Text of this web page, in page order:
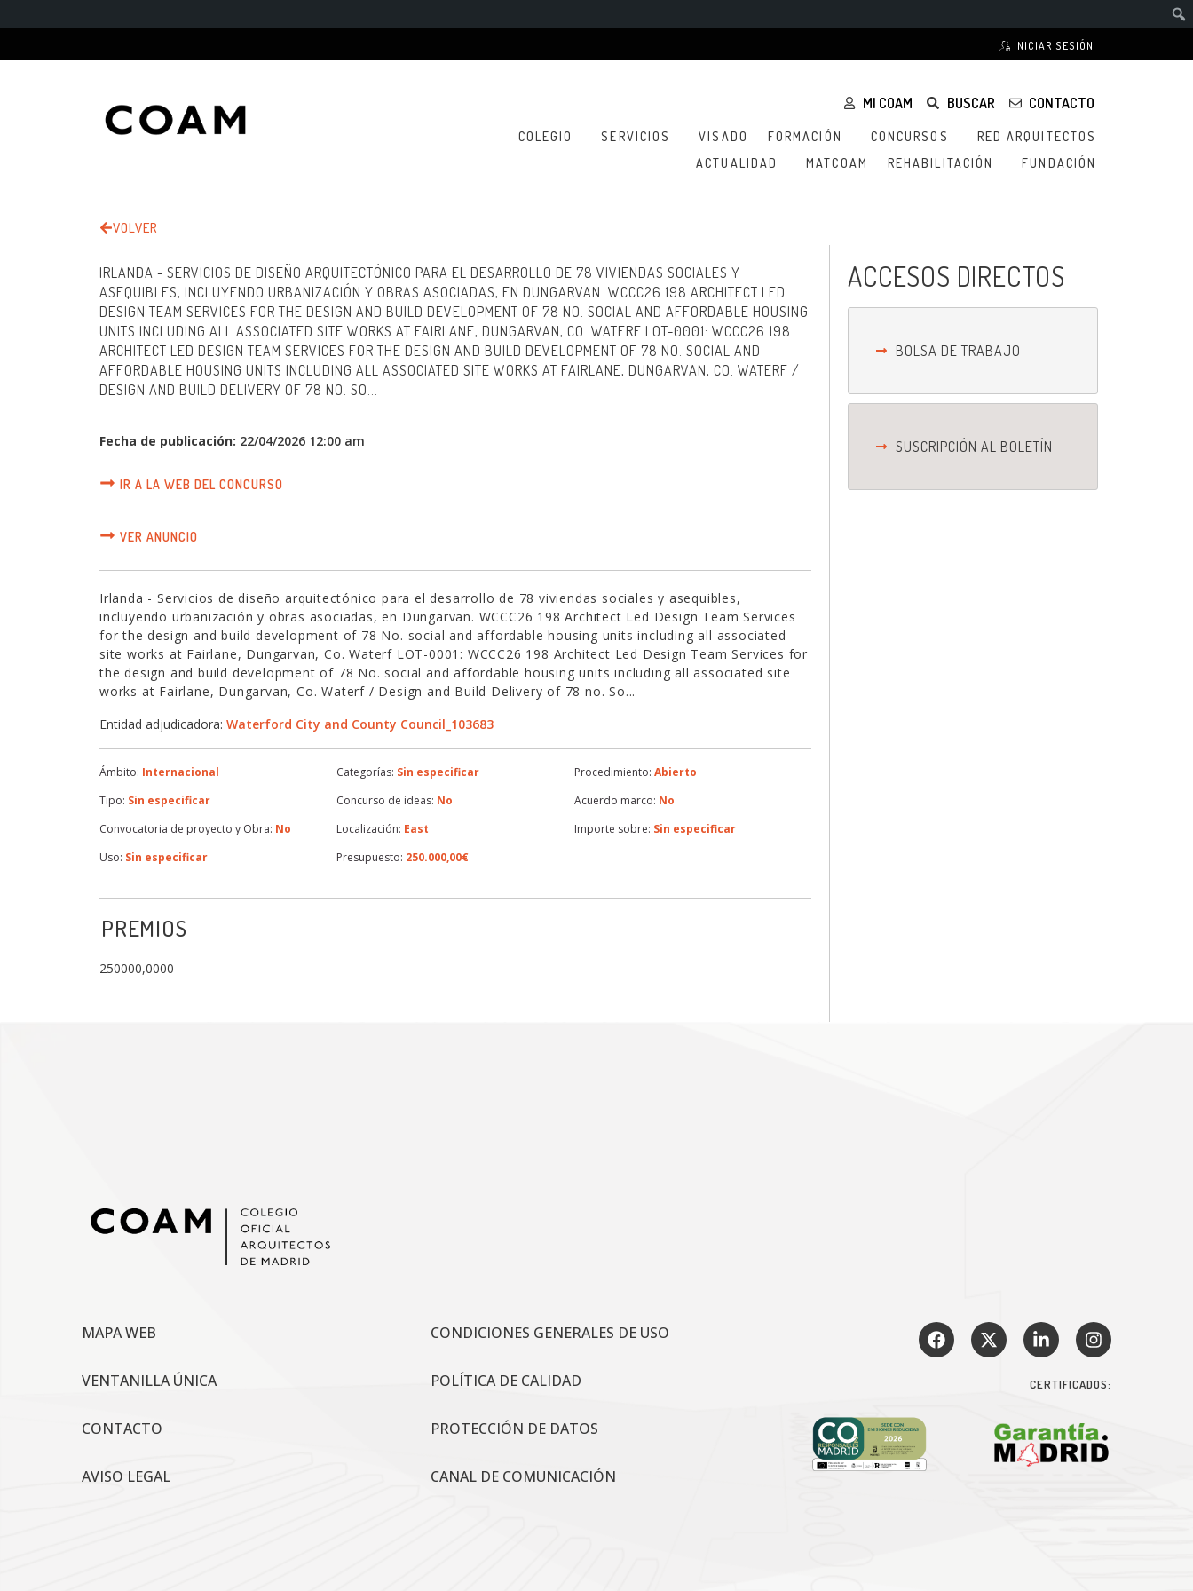
INICIAR SESIÓN
MI COAM BUSCAR CONTACTO
COLEGIO SERVICIOS VISADO FORMACIÓN CONCURSOS
RED ARQUITECTOS
ACTUALIDAD
MATCOAM REHABILITACIÓN FUNDACIÓN
VOLVER
IRLANDA - SERVICIOS DE DISEÑO ARQUITECTÓNICO PARA EL DESARROLLO DE 78 VIVIENDAS SOCIALES Y
ASEQUIBLES, INCLUYENDO URBANIZACIÓN Y OBRAS ASOCIADAS, EN DUNGARVAN. WCCC26 198 ARCHITECT LED
DESIGN TEAM SERVICES FOR THE DESIGN AND BUILD DEVELOPMENT OF 78 NO. SOCIAL AND AFFORDABLE HOUSING
UNITS INCLUDING ALL ASSOCIATED SITE WORKS AT FAIRLANE, DUNGARVAN, CO. WATERF LOT-0001: WCCC26 198
ARCHITECT LED DESIGN TEAM SERVICES FOR THE DESIGN AND BUILD DEVELOPMENT OF 78 NO. SOCIAL AND
AFFORDABLE HOUSING UNITS INCLUDING ALL ASSOCIATED SITE WORKS AT FAIRLANE, DUNGARVAN, CO. WATERF /
DESIGN AND BUILD DELIVERY OF 78 NO. SO...
Fecha de publicación: 22/04/2026 12:00 am
IR A LA WEB DEL CONCURSO
VER ANUNCIO
Irlanda - Servicios de diseño arquitectónico para el desarrollo de 78 viviendas sociales y asequibles,
incluyendo urbanización y obras asociadas, en Dungarvan. WCCC26 198 Architect Led Design Team Services
for the design and build development of 78 No. social and affordable housing units including all associated
site works at Fairlane, Dungarvan, Co. Waterf LOT-0001: WCCC26 198 Architect Led Design Team Services for
the design and build development of 78 No. social and affordable housing units including all associated site
works at Fairlane, Dungarvan, Co. Waterf / Design and Build Delivery of 78 no. So...
Entidad adjudicadora: Waterford City and County Council_103683
Ámbito: Internacional
Tipo: Sin especificar
Convocatoria de proyecto y Obra: No
Uso: Sin especificar
Categorías: Sin especificar
Concurso de ideas: No
Localización: East
Presupuesto: 250.000,00€
Procedimiento: Abierto
Acuerdo marco: No
Importe sobre: Sin especificar
PREMIOS
250000,0000
ACCESOS DIRECTOS
BOLSA DE TRABAJO
SUSCRIPCIÓN AL BOLETÍN
MAPA WEB
VENTANILLA ÚNICA
CONTACTO
AVISO LEGAL
CONDICIONES GENERALES DE USO
POLÍTICA DE CALIDAD
PROTECCIÓN DE DATOS
CANAL DE COMUNICACIÓN
CERTIFICADOS: